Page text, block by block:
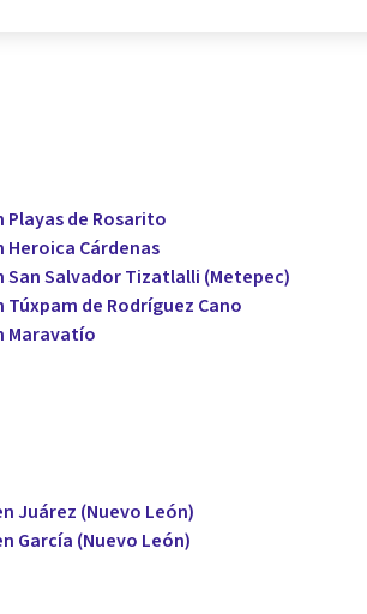
Playas de Rosarito
Heroica Cárdenas
San Salvador Tizatlalli (Metepec)
de Rodríguez Cano
Maravatío
Juárez (Nuevo León)
García (Nuevo León)